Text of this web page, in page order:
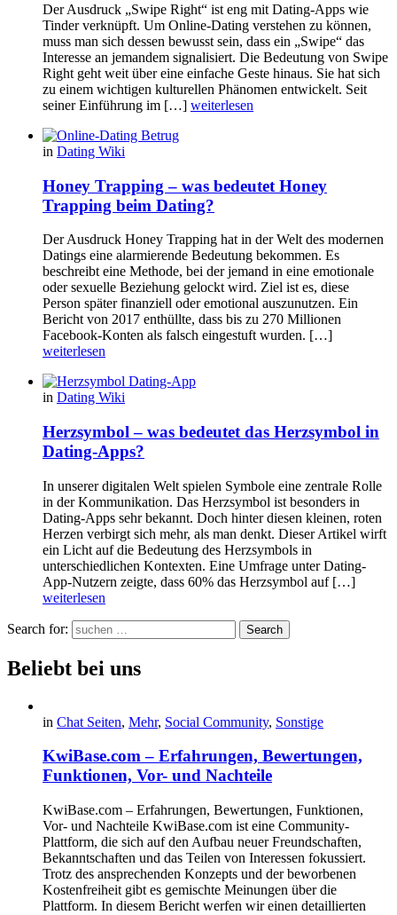
Der Ausdruck „Swipe Right“ ist eng mit Dating-Apps wie
Tinder verknüpft. Um Online-Dating verstehen zu können,
muss man sich dessen bewusst sein, dass ein „Swipe“ das
Interesse an jemandem signalisiert. Die Bedeutung von Swipe
Right geht weit über eine einfache Geste hinaus. Sie hat sich
zu einem wichtigen kulturellen Phänomen entwickelt. Seit
seiner Einführung im […] weiterlesen
in Dating Wiki
Honey Trapping – was bedeutet Honey
Trapping beim Dating?
Der Ausdruck Honey Trapping hat in der Welt des modernen
Datings eine alarmierende Bedeutung bekommen. Es
beschreibt eine Methode, bei der jemand in eine emotionale
oder sexuelle Beziehung gelockt wird. Ziel ist es, diese
Person später finanziell oder emotional auszunutzen. Ein
Bericht von 2017 enthüllte, dass bis zu 270 Millionen
Facebook-Konten als falsch eingestuft wurden. […]
weiterlesen
in Dating Wiki
Herzsymbol – was bedeutet das Herzsymbol in
Dating-Apps?
In unserer digitalen Welt spielen Symbole eine zentrale Rolle
in der Kommunikation. Das Herzsymbol ist besonders in
Dating-Apps sehr bekannt. Doch hinter diesen kleinen, roten
Herzen verbirgt sich mehr, als man denkt. Dieser Artikel wirft
ein Licht auf die Bedeutung des Herzsymbols in
unterschiedlichen Kontexten. Eine Umfrage unter Dating-
App-Nutzern zeigte, dass 60% das Herzsymbol auf […]
weiterlesen
Search for: Search
Beliebt bei uns
in Chat Seiten, Mehr, Social Community, Sonstige
KwiBase.com – Erfahrungen, Bewertungen,
Funktionen, Vor- und Nachteile
KwiBase.com – Erfahrungen, Bewertungen, Funktionen,
Vor- und Nachteile KwiBase.com ist eine Community-
Plattform, die sich auf den Aufbau neuer Freundschaften,
Bekanntschaften und das Teilen von Interessen fokussiert.
Trotz des ansprechenden Konzepts und der beworbenen
Kostenfreiheit gibt es gemischte Meinungen über die
Plattform. In diesem Bericht werfen wir einen detaillierten